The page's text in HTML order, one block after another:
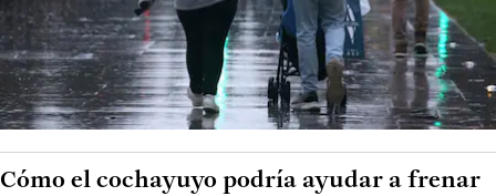
Cómo el cochayuyo podría ayudar a frenar